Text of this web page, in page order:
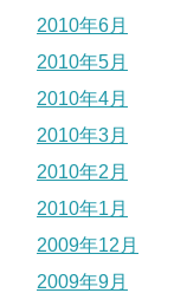
2010年6月
2010年5月
2010年4月
2010年3月
2010年2月
2010年1月
2009年12月
2009年9月